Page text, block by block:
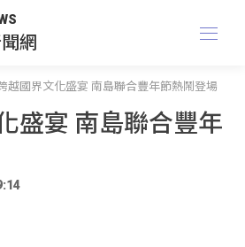
網
越國界文化盛宴 南島聯合豐年節熱鬧登場
盛宴 南島聯合豐年